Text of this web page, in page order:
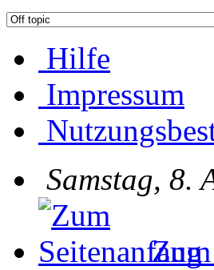
Hilfe
Impressum
Samstag, 8.